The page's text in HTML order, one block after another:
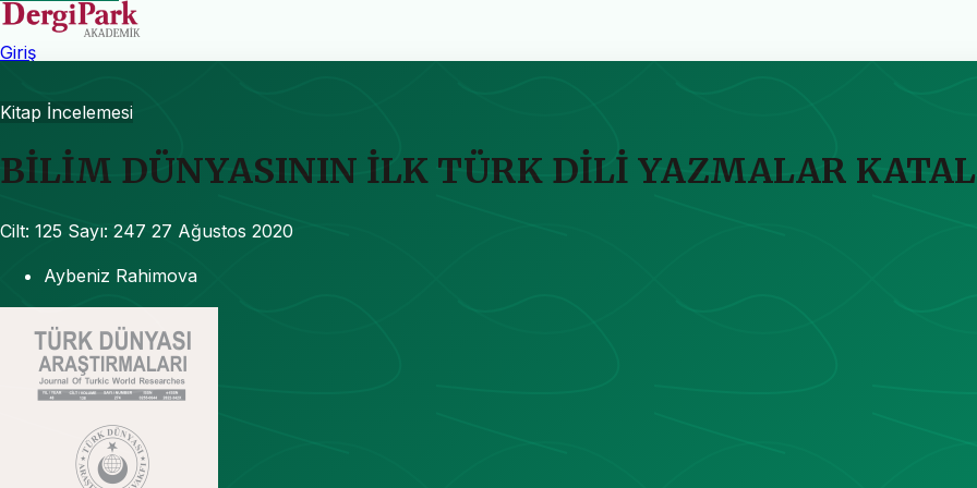
Giriş
Kitap İncelemesi
BİLİM DÜNYASININ İLK TÜRK DİLİ YAZMALAR
Cilt: 125 Sayı: 247 27 Ağustos 2020
Aybeniz Rahimova